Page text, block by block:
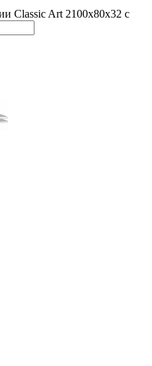
Classic Art 2100х80х32 с